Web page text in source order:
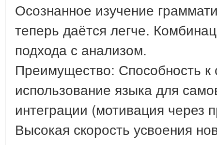
Осознанное изучение
теперь даётся легче.
подхода с анализом.
Преимущество: Способность к
использование языка для
интеграции (мотивация через
Высокая скорость усвоения